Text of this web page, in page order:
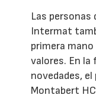
Las personas
Intermat
primera
valores. En la
novedades,
Montabert